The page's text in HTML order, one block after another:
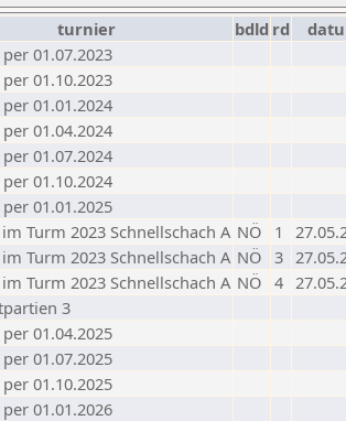
turnier bdld rd
01.07.2023
01.10.2023
01.01.2024
01.04.2024
01.07.2024
01.10.2024
01.01.2025
im Turm 2023 Schnellschach A NÖ 1
im Turm 2023 Schnellschach A NÖ 3
im Turm 2023 Schnellschach A NÖ 4
3
01.04.2025
01.07.2025
01.10.2025
01.01.2026